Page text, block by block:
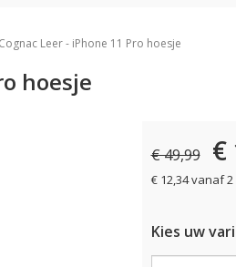
Leer - iPhone 11 Pro hoesje
hoesje
€ 49,99 €
€ 12,34 vanaf
Kies uw